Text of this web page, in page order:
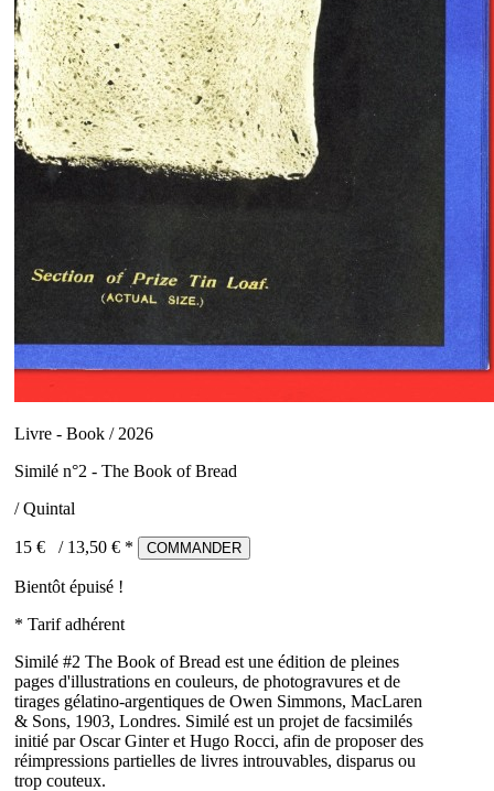
Livre - Book / 2026
Similé n°2 - The Book of Bread
/ Quintal
15 € / 13,50 € * COMMANDER
Bientôt épuisé !
* Tarif adhérent
Similé #2 The Book of Bread est une édition de pleines
pages d'illustrations en couleurs, de photogravures et de
tirages gélatino-argentiques de Owen Simmons, MacLaren
& Sons, 1903, Londres. Similé est un projet de facsimilés
initié par Oscar Ginter et Hugo Rocci, afin de proposer des
réimpressions partielles de livres introuvables, disparus ou
trop couteux.